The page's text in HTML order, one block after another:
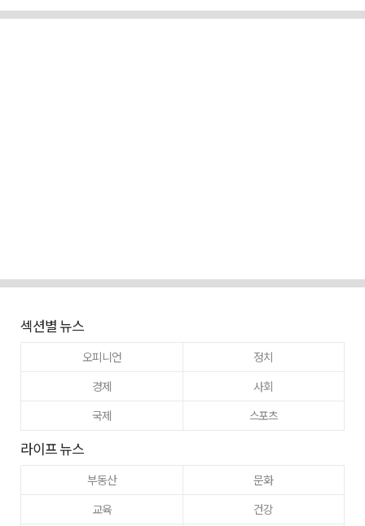
섹션별 뉴스
오피니언
정치
경제
사회
국제
스포츠
라이프 뉴스
부동산
문화
교육
건강